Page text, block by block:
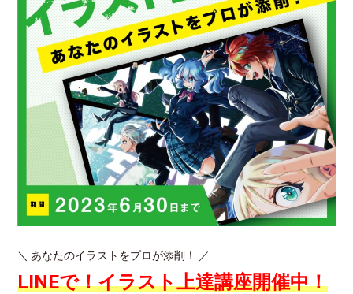
＼ あなたのイラストをプロが添削！ ／
LINEで！イラスト上達講座開催中！